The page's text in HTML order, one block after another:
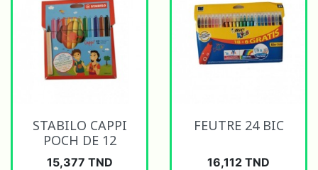
STABILO CAPPI
POCH DE 12
Prix
15,377 TND
FEUTRE 24 BIC
Prix
16,112 TND